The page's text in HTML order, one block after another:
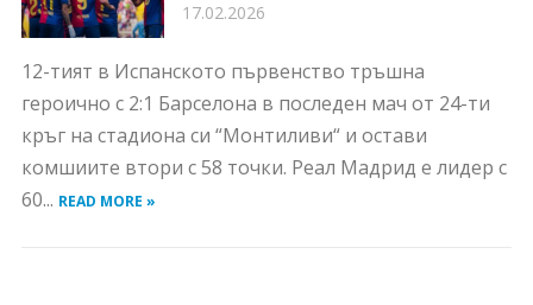
17.02.2026
12-тият в Испанското първенство тръшна
героично с 2:1 Барселона в последен мач от 24-ти
кръг на стадиона си “Монтиливи“ и остави
комшиите втори с 58 точки. Реал Мадрид е лидер с
60... READ MORE »